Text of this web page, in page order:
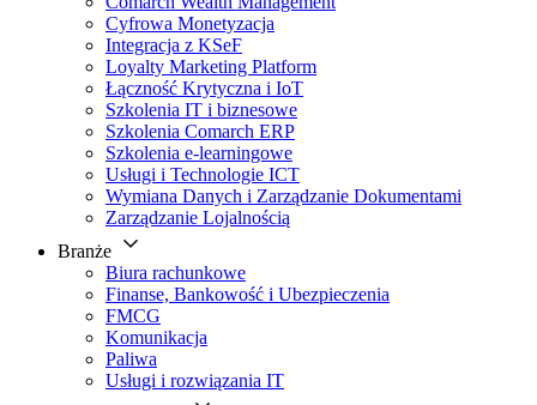
Cyfrowa Monetyzacja
Integracja z KSeF
Loyalty Marketing Platform
Łączność Krytyczna i IoT
Szkolenia IT i biznesowe
Szkolenia Comarch ERP
Szkolenia e-learningowe
Usługi i Technologie ICT
Wymiana Danych i Zarządzanie Dokumentami
Zarządzanie Lojalnością
Branże
Biura rachunkowe
Finanse, Bankowość i Ubezpieczenia
FMCG
Komunikacja
Paliwa
Usługi i rozwiązania IT